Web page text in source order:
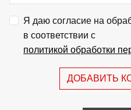
Я даю согласие на
в соответствии с
политикой обработки
ДОБАВИТЬ